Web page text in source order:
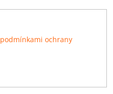
podmínkami ochrany